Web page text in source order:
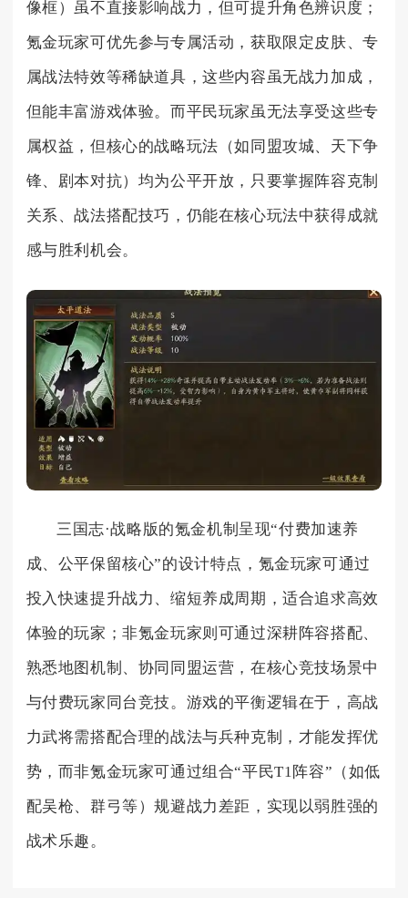
像框）虽不直接影响战力，但可提升角色辨识度；
氪金玩家可优先参与专属活动，获取限定皮肤、专
属战法特效等稀缺道具，这些内容虽无战力加成，
但能丰富游戏体验。而平民玩家虽无法享受这些专
属权益，但核心的战略玩法（如同盟攻城、天下争
锋、剧本对抗）均为公平开放，只要掌握阵容克制
关系、战法搭配技巧，仍能在核心玩法中获得成就
感与胜利机会。
三国志·战略版的氪金机制呈现“付费加速养
成、公平保留核心”的设计特点，氪金玩家可通过
投入快速提升战力、缩短养成周期，适合追求高效
体验的玩家；非氪金玩家则可通过深耕阵容搭配、
熟悉地图机制、协同同盟运营，在核心竞技场景中
与付费玩家同台竞技。游戏的平衡逻辑在于，高战
力武将需搭配合理的战法与兵种克制，才能发挥优
势，而非氪金玩家可通过组合“平民T1阵容”（如低
配吴枪、群弓等）规避战力差距，实现以弱胜强的
战术乐趣。